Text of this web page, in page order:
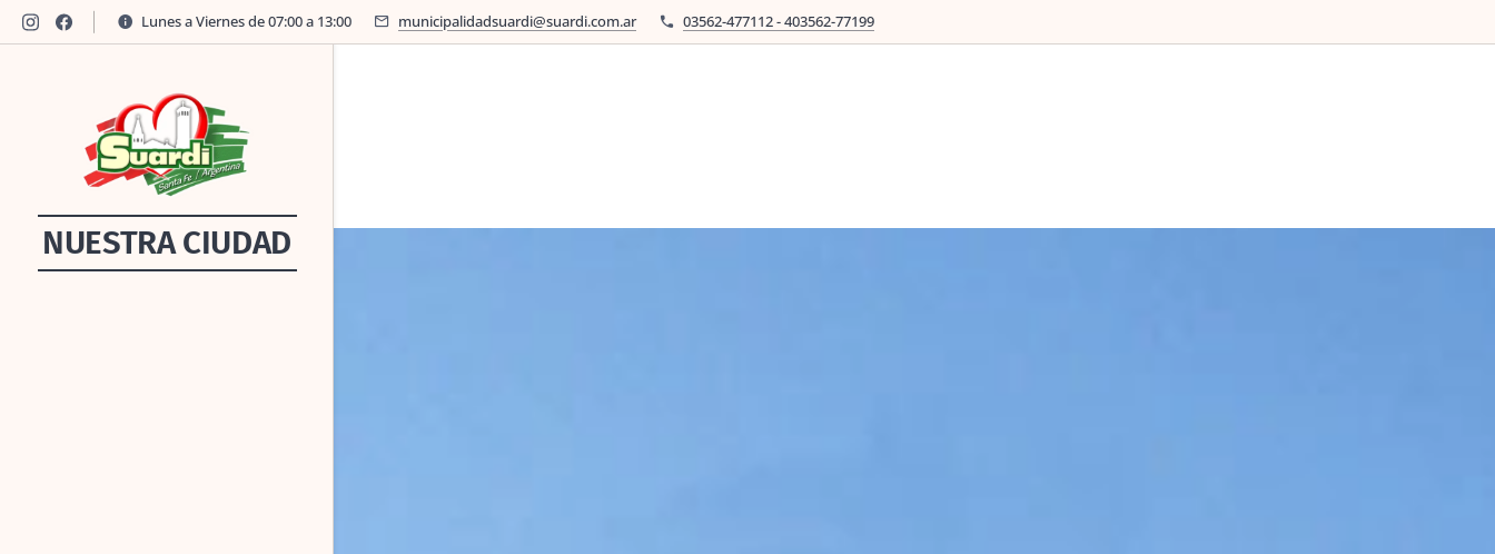
Lunes a Viernes de 07:00 a 13:00 municipalidadsuardi@suardi.com.ar 03562-477112 - 403562-77199
NUESTRA CIUDAD